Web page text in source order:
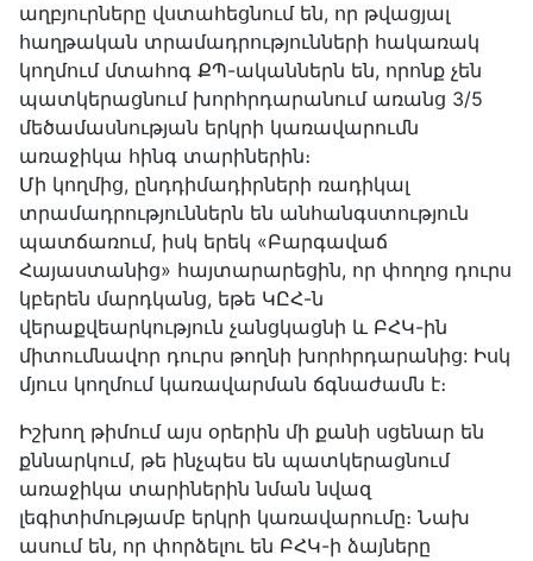
աղբյուրները վստահեցնում են, որ թվացյալ
հաղթական տրամադրությունների հակառակ
կողմում մտահոգ ՔՊ-ականներն են, որոնք չեն
պատկերացնում խորհրդարանում առանց 3/5
մեծամասնության երկրի կառավարումն
առաջիկա հինգ տարիներին։
Մի կողմից, ընդդիմադիրների ռադիկալ
տրամադրություններն են անհանգստություն
պատճառում, իսկ երեկ «Բարգավաճ
Հայաստանից» հայտարարեցին, որ փողոց դուրս
կբերեն մարդկանց, եթե ԿԸՀ-ն
վերաքվեարկություն չանցկացնի և ԲՀԿ-ին
միտումնավոր դուրս թողնի խորհրդարանից: Իսկ
մյուս կողմում կառավարման ճգնաժամն է։
Իշխող թիմում այս օրերին մի քանի սցենար են
քննարկում, թե ինչպես են պատկերացնում
առաջիկա տարիներին նման նվազ
լեգիտիմությամբ երկրի կառավարումը։ Նախ
ասում են, որ փորձելու են ԲՀԿ-ի ձայները